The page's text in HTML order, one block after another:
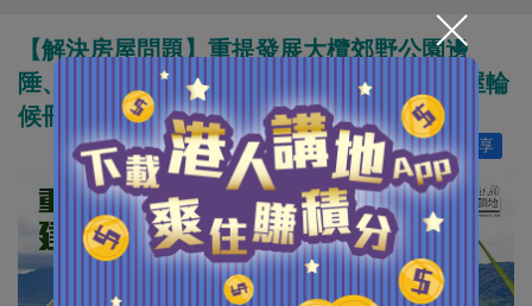
【解決房屋問題】重提發展大欖郊野公園邊
陲、建3.5萬伙公營房屋 陳茂波：能縮短公屋輪
候冊至5年內
分享
讚好 9